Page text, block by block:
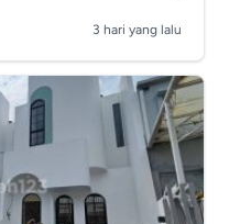
3 hari yang lalu